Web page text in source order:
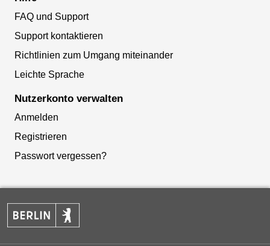
FAQ und Support
Support kontaktieren
Richtlinien zum Umgang miteinander
Leichte Sprache
Nutzerkonto verwalten
Anmelden
Registrieren
Passwort vergessen?